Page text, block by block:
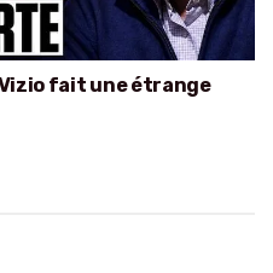
Vizio fait une étrange